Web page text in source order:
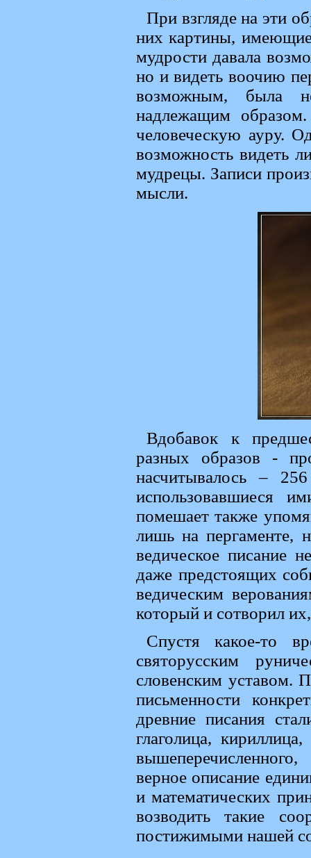
При взгляде на эти
них картины,
мудрости давала
но и видеть воочию
возможным, была
надлежащим
человеческую ауру.
возможность видеть
мудрецы. Записи
мысли.
Вдобавок к
разных образов -
насчитывалось –
использовавшиеся
помешает также
лишь на пергаменте,
ведическое писание
даже предстоящих
ведическим
который и сотворил
Спустя какое-то
святорусским
словенским уставом.
письменности
древние писания
глаголица,
верное описание
и математических
возводить такие
постижимыми нашей